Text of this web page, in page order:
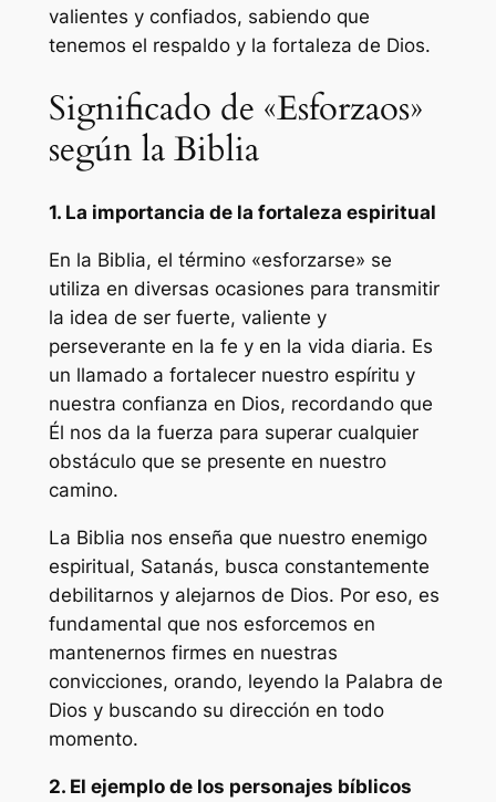
valientes y confiados, sabiendo que
tenemos el respaldo y la fortaleza de Dios.
Significado de «Esforzaos»
según la Biblia
1. La importancia de la fortaleza espiritual
En la Biblia, el término «esforzarse» se
utiliza en diversas ocasiones para transmitir
la idea de ser fuerte, valiente y
perseverante en la fe y en la vida diaria. Es
un llamado a fortalecer nuestro espíritu y
nuestra confianza en Dios, recordando que
Él nos da la fuerza para superar cualquier
obstáculo que se presente en nuestro
camino.
La Biblia nos enseña que nuestro enemigo
espiritual, Satanás, busca constantemente
debilitarnos y alejarnos de Dios. Por eso, es
fundamental que nos esforcemos en
mantenernos firmes en nuestras
convicciones, orando, leyendo la Palabra de
Dios y buscando su dirección en todo
momento.
2. El ejemplo de los personajes bíblicos